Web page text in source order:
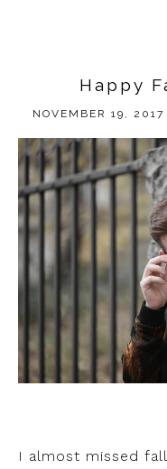
Happy
NOVEMBER 19, 2017
I almost missed